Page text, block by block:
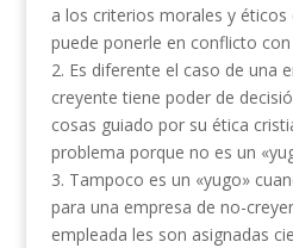
a los criterios morales y
puede ponerle en conflicto
2. Es diferente el caso de una
creyente tiene poder de
cosas guiado por su ética
problema porque no es un
3. Tampoco es un «yugo»
para una empresa de no-
empleada les son asignadas